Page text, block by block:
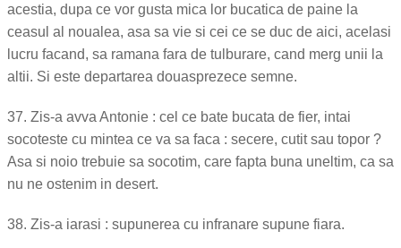
acestia, dupa ce vor gusta mica lor bucatica de paine la
ceasul al noualea, asa sa vie si cei ce se duc de aici, acelasi
lucru facand, sa ramana fara de tulburare, cand merg unii la
altii. Si este departarea douasprezece semne.
37. Zis-a avva Antonie : cel ce bate bucata de fier, intai
socoteste cu mintea ce va sa faca : secere, cutit sau topor ?
Asa si noio trebuie sa socotim, care fapta buna uneltim, ca sa
nu ne ostenim in desert.
38. Zis-a iarasi : supunerea cu infranare supune fiara.